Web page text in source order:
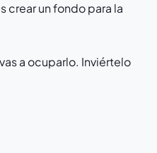
crear un fondo para la
a ocuparlo. Inviértelo